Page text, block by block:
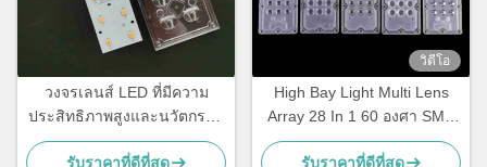
วงจรเลนส์ LED ที่มีความ
ประสิทธิภาพสูงและนวัตกรรม
ใหม่สําหรับการปรับปรุงไฟฟ้า
รับราคาที่ดีที่สุด
วิดีโอ
High Bay Light Multi Lens
Array 28 In 1 60 องศา SMD
5050 Pmma Led Lens
รับราคาที่ดีที่สุด